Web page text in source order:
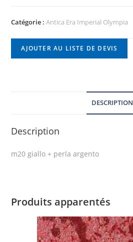
Catégorie :Antica Era Imperial Olympia
AJOUTER AU LISTE DE DEVIS
DESCRIPTION
Description
m20 giallo + perla argento
Produits apparentés